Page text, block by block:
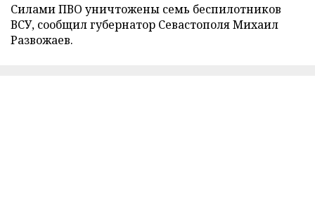
Силами ПВО уничтожены семь беспилотников
ВСУ, сообщил губернатор Севастополя Михаил
Развожаев.